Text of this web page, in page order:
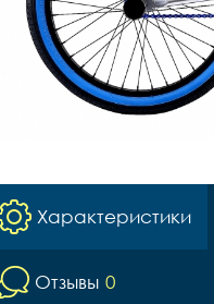
Характеристики
Отзывы 0